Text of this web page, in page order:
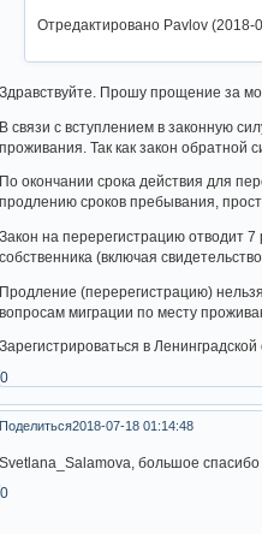
Отредактировано Pavlov (2018-
Здравствуйте. Прошу прощение за
В связи с вступлением в законную
проживания. Так как закон обратной
По окончании срока действия для
продлению сроков пребывания,
Закон на перерегистрацию отводит
собственника (включая
Продление (перерегистрацию)
вопросам миграции по месту
Зарегистрироваться в
0
Поделиться2018-07-18 01:14:48
Svetlana_Salamova, большое
0